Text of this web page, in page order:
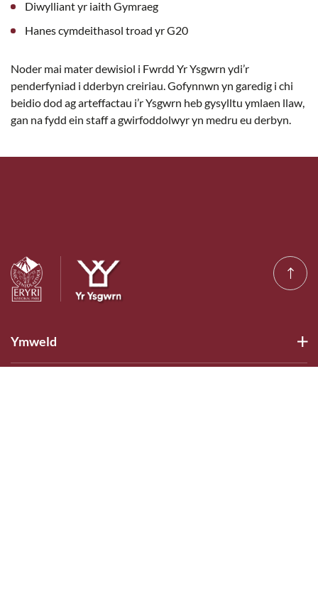
Diwylliant yr iaith Gymraeg
Hanes cymdeithasol troad yr G20
Noder mai mater dewisiol i Fwrdd Yr Ysgwrn ydi’r
penderfyniad i dderbyn creiriau. Gofynnwn yn garedig i chi
beidio dod ag arteffactau i’r Ysgwrn heb gysylltu ymlaen llaw,
gan na fydd ein staff a gwirfoddolwyr yn medru eu derbyn.
Ymweld